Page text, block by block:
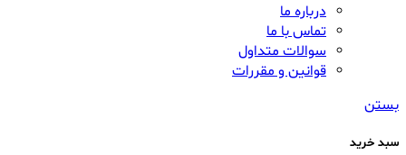
درباره ما
تماس با ما
سوالات متداول
قوانین و مقررات
بستن
سبد خرید